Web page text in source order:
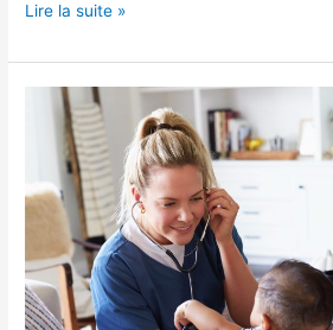
Lire la suite »
Prendre
bébé,
après
âge